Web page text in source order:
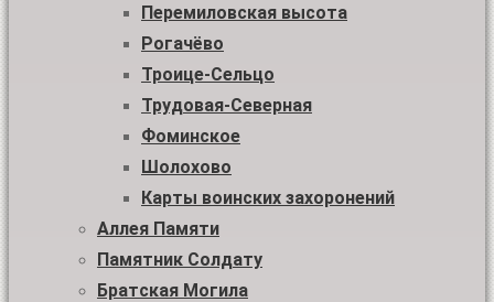
Перемиловская высота
Рогачёво
Троице-Сельцо
Трудовая-Северная
Фоминское
Шолохово
Карты воинских захоронений
Аллея Памяти
Памятник Солдату
Братская Могила